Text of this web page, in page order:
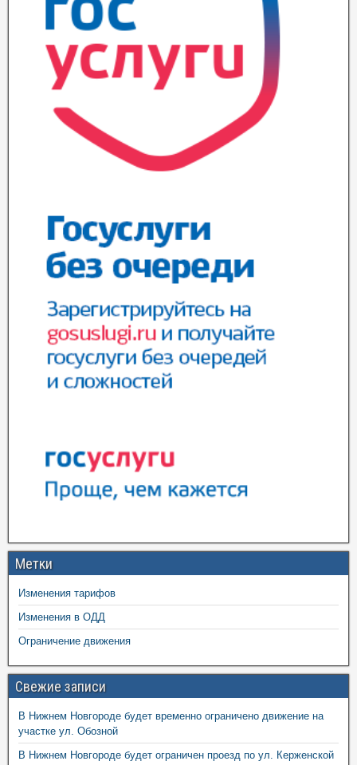
Метки
Изменения тарифов
Изменения в ОДД
Ограничение движения
Свежие записи
В Нижнем Новгороде будет временно ограничено движение на
участке ул. Обозной
В Нижнем Новгороде будет ограничен проезд по ул. Керженской